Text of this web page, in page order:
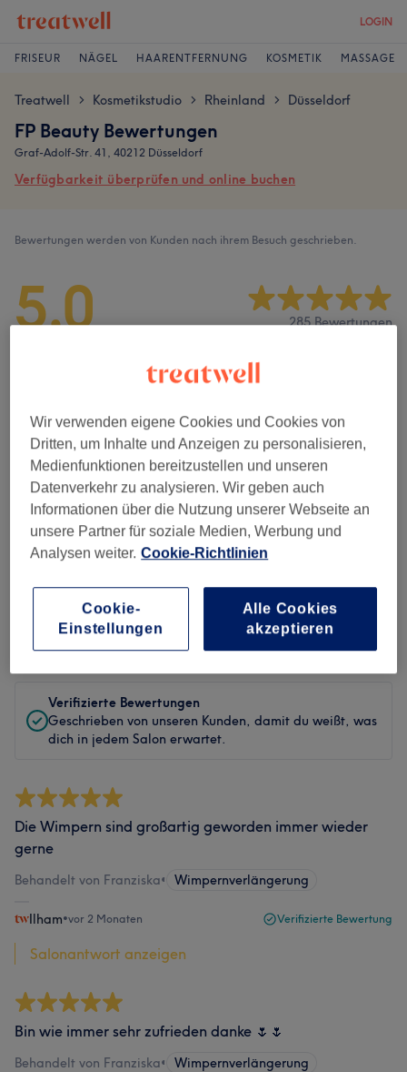
LOGIN
FRISEUR NÄGEL HAARENTFERNUNG KOSMETIK MASSAGE
Treatwell > Kosmetikstudio > Rheinland > Düsseldorf
FP Beauty Bewertungen
Graf-Adolf-Str. 41, 40212 Düsseldorf
Verfügbarkeit überprüfen und online buchen
Bewertungen werden von Kunden nach ihrem Besuch geschrieben.
5,0 285 Bewertungen
Service
Bewertungen filtern
Behandlung Alle Bewertungen
Nach Sternen filtern
Verifizierte Bewertungen
Geschrieben von unseren Kunden, damit du weißt, was
dich in jedem Salon erwartet.
Die Wimpern sind großartig geworden immer wieder
gerne
Behandelt von Franziska• Wimpernverlängerung
Ilham•vor 2 Monaten Verifizierte Bewertung
Salonantwort anzeigen
Bin wie immer sehr zufrieden danke 🌷🌷
Behandelt von Franziska• Wimpernverlängerung
Wir verwenden eigene Cookies und Cookies von
Dritten, um Inhalte und Anzeigen zu personalisieren,
Medienfunktionen bereitzustellen und unseren
Datenverkehr zu analysieren. Wir geben auch
Informationen über die Nutzung unserer Webseite an
unsere Partner für soziale Medien, Werbung und
Analysen weiter. Cookie-Richtlinien
Cookie-
Einstellungen
Alle Cookies
akzeptieren